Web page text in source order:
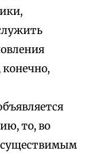
конечно,
то, во